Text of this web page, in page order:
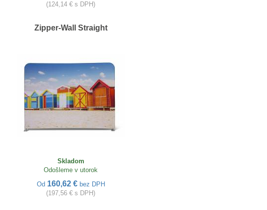
(124,14 € s DPH)
Zipper-Wall Straight
Skladom
Odošleme v utorok
Od 160,62 € bez DPH
(197,56 € s DPH)